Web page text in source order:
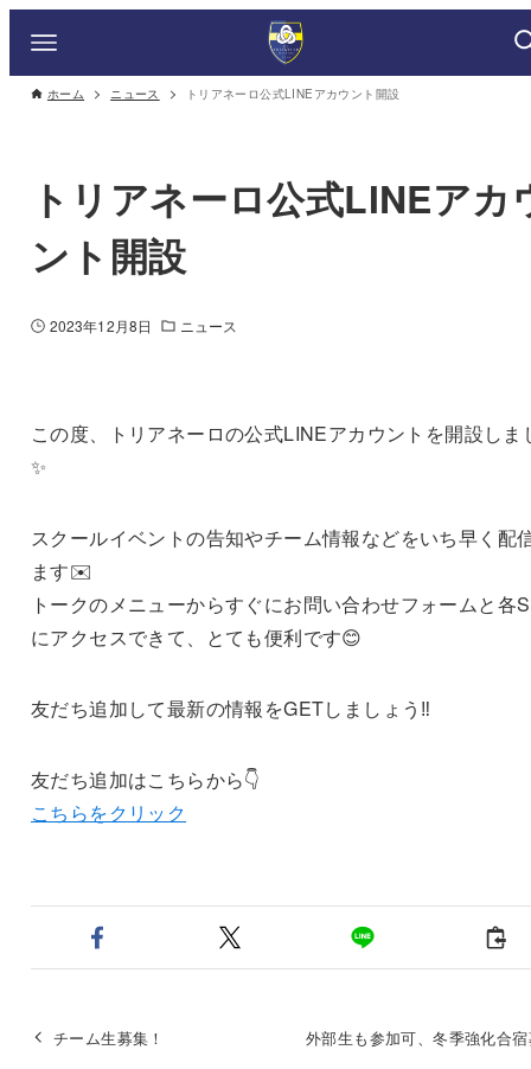
ホーム ニュース トリアネーロ公式LINEアカウント開設
トリアネーロ公式LINEアカ
ント開設
2023年12月8日 ニュース
この度、トリアネーロの公式LINEアカウントを開設しま
✨
スクールイベントの告知やチーム情報などをいち早く配
ます✉️
トークのメニューからすぐにお問い合わせフォームと各
にアクセスできて、とても便利です😊
友だち追加して最新の情報をGETしましょう‼️
友だち追加はこちらから👇
こちらをクリック
チーム生募集！ 外部生も参加可、冬季強化合